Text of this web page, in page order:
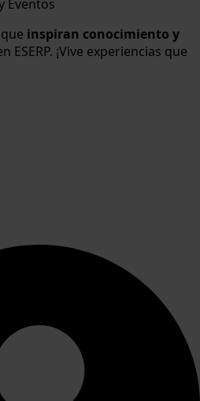
Eventos
inspiran conocimiento y
ESERP. ¡Vive experiencias que